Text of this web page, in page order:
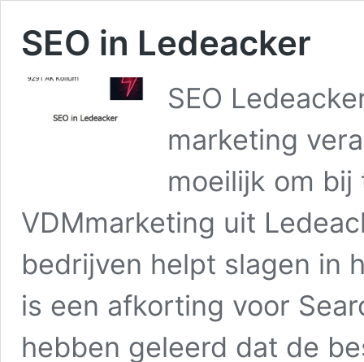
SEO in Ledeacker
SEO
marketing
moeilijk om bij
VDMmarketing uit
bedrijven helpt slagen in
is een afkorting voor
hebben geleerd dat de